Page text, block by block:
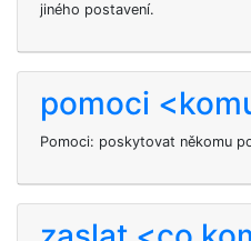
jiného postavení.
pomoci
Pomoci: poskytovat někomu